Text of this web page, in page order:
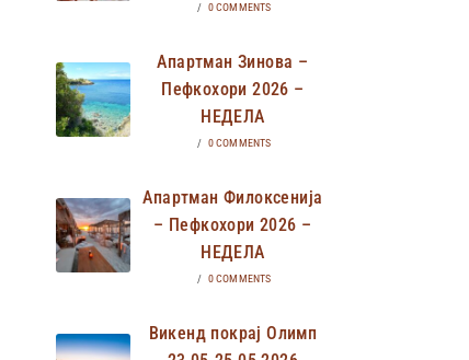
/ 0 COMMENTS
Апартман Зинова –
Пефкохори 2026 –
НЕДЕЛА
/ 0 COMMENTS
Апартман Филоксенија
– Пефкохори 2026 –
НЕДЕЛА
/ 0 COMMENTS
Викенд покрај Олимп